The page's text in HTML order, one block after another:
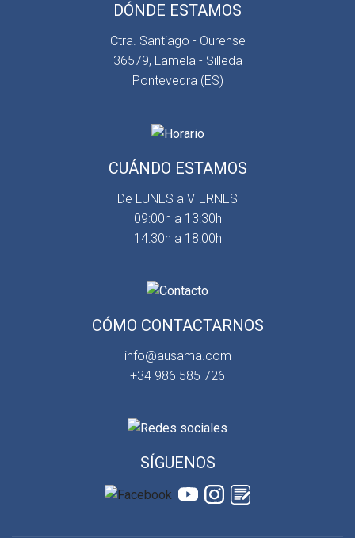
DÓNDE ESTAMOS
Ctra. Santiago - Ourense
36579, Lamela - Silleda
Pontevedra (ES)
CUÁNDO ESTAMOS
De LUNES a VIERNES
09:00h a 13:30h
14:30h a 18:00h
CÓMO CONTACTARNOS
info@ausama.com
+34 986 585 726
SÍGUENOS